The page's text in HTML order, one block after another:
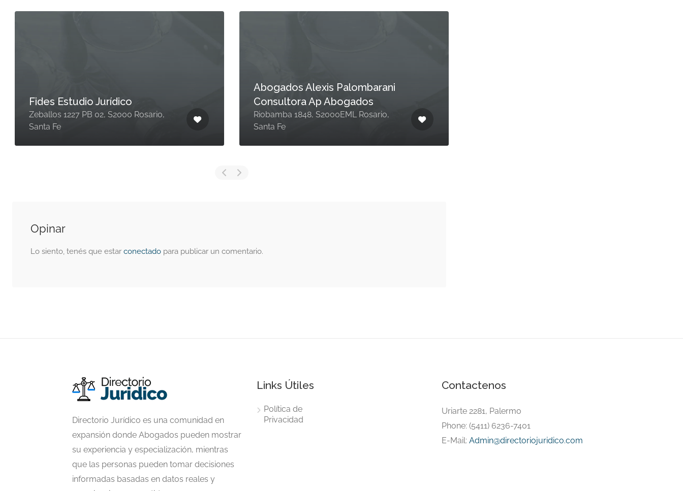
Fides Estudio Jurídico
Zeballos 1227 PB 02, S2000 Rosario,
Santa Fe
Abogados Alexis Palombarani
Consultora Ap Abogados
Riobamba 1848, S2000EML Rosario,
Santa Fe
Opinar
Lo siento, tenés que estarconectado para publicar un comentario.
Directorio Jurídico es una comunidad en
expansión donde Abogados pueden mostrar
su experiencia y especialización, mientras
que las personas pueden tomar decisiones
informadas basadas en datos reales y
Links Útiles
Política de
Privacidad
Contactenos
Uriarte 2281, Palermo
Phone: (5411) 6236-7401
E-Mail: Admin@directoriojuridico.com